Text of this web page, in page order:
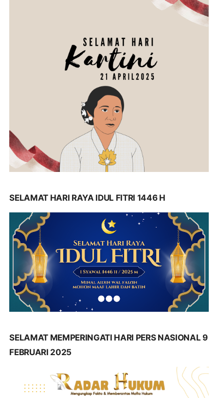
SELAMAT HARI RAYA IDUL FITRI 1446 H
SELAMAT MEMPERINGATI HARI PERS NASIONAL 9
FEBRUARI 2025